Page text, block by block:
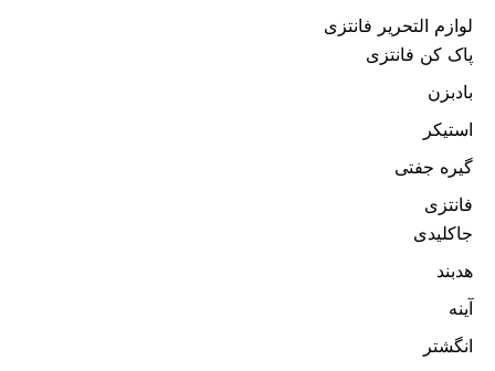
لوازم التحریر فانتزی
پاک کن فانتزی
بادبزن
استیکر
گیره جفتی
فانتزی
جاکلیدی
هدبند
آینه
انگشتر